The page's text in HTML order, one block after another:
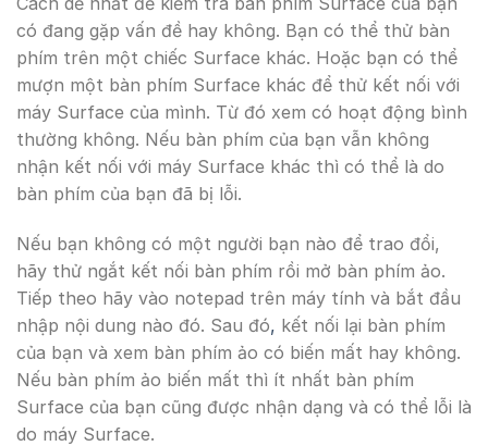
có đang gặp vấn đề hay không. Bạn có thể thử bàn
phím trên một chiếc Surface khác. Hoặc bạn có thể
mượn một bàn phím Surface khác để thử kết nối với
máy Surface của mình. Từ đó xem có hoạt động bình
thường không. Nếu bàn phím của bạn vẫn không
nhận kết nối với máy Surface khác thì có thể là do
bàn phím của bạn đã bị lỗi.
Nếu bạn không có một người bạn nào để trao đổi,
hãy thử ngắt kết nối bàn phím rồi mở bàn phím ảo.
Tiếp theo hãy vào notepad trên máy tính và bắt đầu
nhập nội dung nào đó. Sau đó, kết nối lại bàn phím
của bạn và xem bàn phím ảo có biến mất hay không.
Nếu bàn phím ảo biến mất thì ít nhất bàn phím
Surface của bạn cũng được nhận dạng và có thể lỗi là
do máy Surface.